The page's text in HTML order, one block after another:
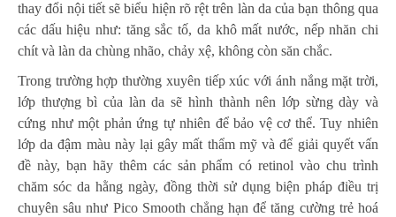
thay đổi nội tiết sẽ biểu hiện rõ rệt trên làn da của bạn thông qua
các dấu hiệu như: tăng sắc tố, da khô mất nước, nếp nhăn chi
chít và làn da chùng nhão, chảy xệ, không còn săn chắc.
Trong trường hợp thường xuyên tiếp xúc với ánh nắng mặt trời,
lớp thượng bì của làn da sẽ hình thành nên lớp sừng dày và
cứng như một phản ứng tự nhiên để bảo vệ cơ thể. Tuy nhiên
lớp da đậm màu này lại gây mất thẩm mỹ và để giải quyết vấn
đề này, bạn hãy thêm các sản phẩm có retinol vào chu trình
chăm sóc da hằng ngày, đồng thời sử dụng biện pháp điều trị
chuyên sâu như Pico Smooth chẳng hạn để tăng cường trẻ hoá